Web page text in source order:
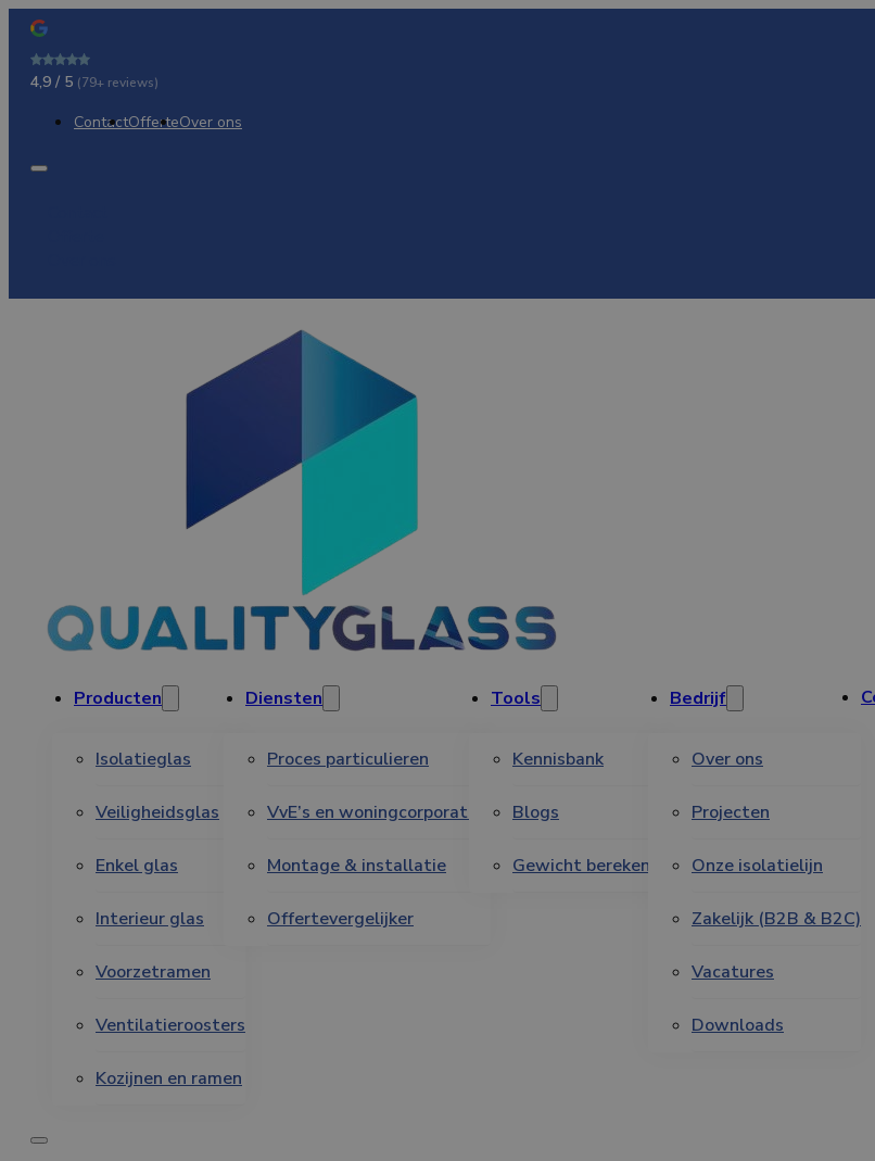
4,9 / 5 (79+ reviews)
ContactOfferteOver ons
Producten
Isolatieglas
Veiligheidsglas
Enkel glas
Interieur glas
Voorzetramen
Ventilatieroosters
Kozijnen en ramen
Diensten
Proces particulieren
VvE’s en woningcorporaties
Montage & installatie
Offertevergelijker
Tools
Kennisbank
Blogs
Gewicht berekenen
Bedrijf
Over ons
Projecten
Onze isolatielijn
Zakelijk (B2B & B2C)
Vacatures
Downloads